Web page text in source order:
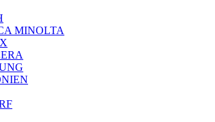
MINOLTA